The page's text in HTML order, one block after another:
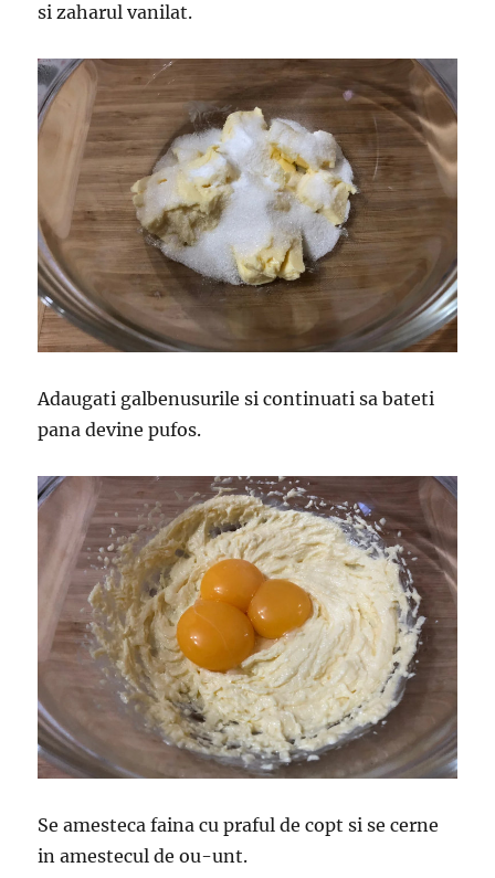
si zaharul vanilat.
Adaugati galbenusurile si continuati sa bateti
pana devine pufos.
Se amesteca faina cu praful de copt si se cerne
in amestecul de ou-unt.